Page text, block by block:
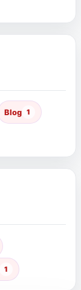
Blog 1
1